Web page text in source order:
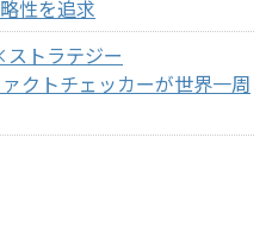
性を追求
トラテジー
クトチェッカーが世界一周